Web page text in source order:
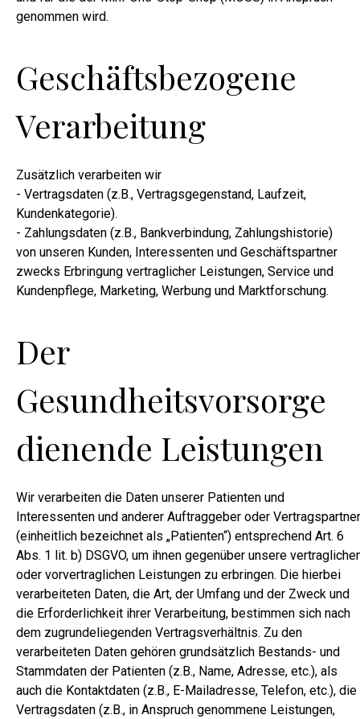
genommen wird.
Geschäftsbezogene
Verarbeitung
Zusätzlich verarbeiten wir
- Vertragsdaten (z.B., Vertragsgegenstand, Laufzeit,
Kundenkategorie).
- Zahlungsdaten (z.B., Bankverbindung, Zahlungshistorie)
von unseren Kunden, Interessenten und Geschäftspartner
zwecks Erbringung vertraglicher Leistungen, Service und
Kundenpflege, Marketing, Werbung und Marktforschung.
Der
Gesundheitsvorsorge
dienende Leistungen
Wir verarbeiten die Daten unserer Patienten und
Interessenten und anderer Auftraggeber oder Vertragspartner
(einheitlich bezeichnet als „Patienten“) entsprechend Art. 6
Abs. 1 lit. b) DSGVO, um ihnen gegenüber unsere
oder vorvertraglichen Leistungen zu erbringen. Die hierbei
verarbeiteten Daten, die Art, der Umfang und der Zweck und
die Erforderlichkeit ihrer Verarbeitung, bestimmen sich nach
dem zugrundeliegenden Vertragsverhältnis. Zu den
verarbeiteten Daten gehören grundsätzlich Bestands- und
Stammdaten der Patienten (z.B., Name, Adresse, etc.), als
auch die Kontaktdaten (z.B., E-Mailadresse, Telefon, etc.), die
Vertragsdaten (z.B., in Anspruch genommene Leistungen,